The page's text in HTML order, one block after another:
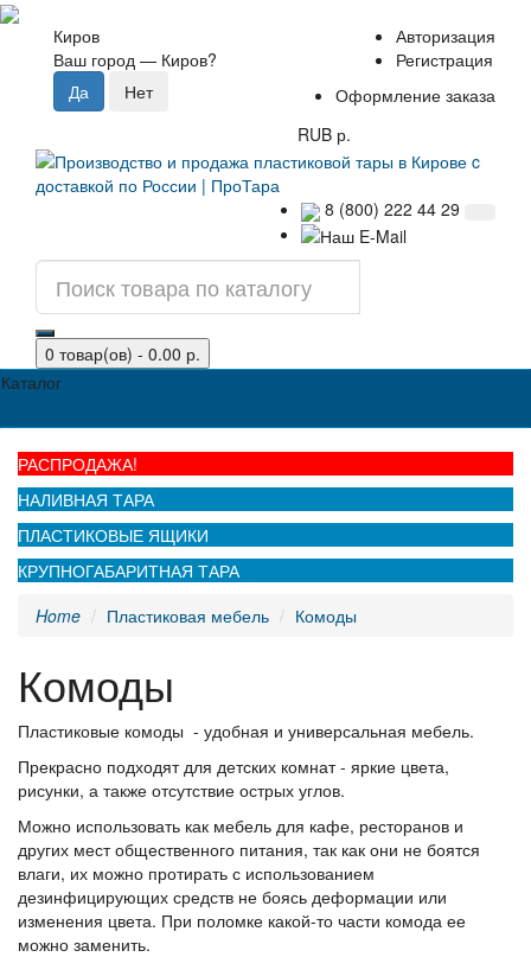
Киров
Ваш город — Киров?
Авторизация
Регистрация
Оформление заказа
RUB р.
8 (800) 222 44 29
0 товар(ов) - 0.00 р.
Каталог
РАСПРОДАЖА!
НАЛИВНАЯ ТАРА
ПЛАСТИКОВЫЕ ЯЩИКИ
КРУПНОГАБАРИТНАЯ ТАРА
Home
Пластиковая мебель Комоды
Комоды
Пластиковые комоды - удобная и универсальная мебель.
Прекрасно подходят для детских комнат - яркие цвета,
рисунки, а также отсутствие острых углов.
Можно использовать как мебель для кафе, ресторанов и
других мест общественного питания, так как они не боятся
влаги, их можно протирать с использованием
дезинфицирующих средств не боясь деформации или
изменения цвета. При поломке какой-то части комода ее
можно заменить.